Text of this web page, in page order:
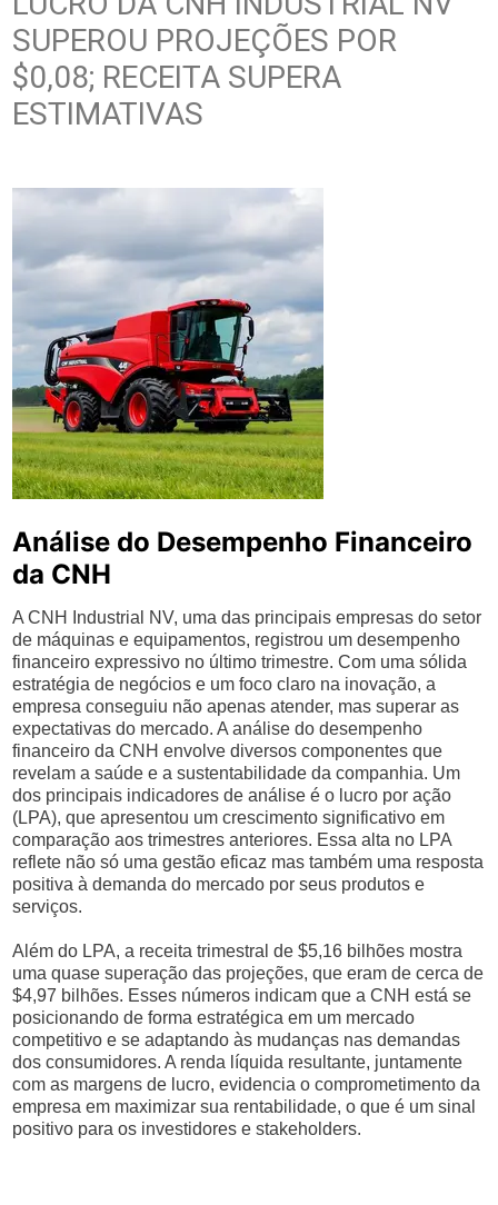
SUPEROU PROJEÇÕES POR
$0,08; RECEITA SUPERA
ESTIMATIVAS
Análise do Desempenho Financeiro
da CNH
A CNH Industrial NV, uma das principais empresas do setor
de máquinas e equipamentos, registrou um desempenho
financeiro expressivo no último trimestre. Com uma sólida
estratégia de negócios e um foco claro na inovação, a
empresa conseguiu não apenas atender, mas superar as
expectativas do mercado. A análise do desempenho
financeiro da CNH envolve diversos componentes que
revelam a saúde e a sustentabilidade da companhia. Um
dos principais indicadores de análise é o lucro por ação
(LPA), que apresentou um crescimento significativo em
comparação aos trimestres anteriores. Essa alta no LPA
reflete não só uma gestão eficaz mas também uma resposta
positiva à demanda do mercado por seus produtos e
serviços.
Além do LPA, a receita trimestral de $5,16 bilhões mostra
uma quase superação das projeções, que eram de cerca de
$4,97 bilhões. Esses números indicam que a CNH está se
posicionando de forma estratégica em um mercado
competitivo e se adaptando às mudanças nas demandas
dos consumidores. A renda líquida resultante, juntamente
com as margens de lucro, evidencia o comprometimento da
empresa em maximizar sua rentabilidade, o que é um sinal
positivo para os investidores e stakeholders.